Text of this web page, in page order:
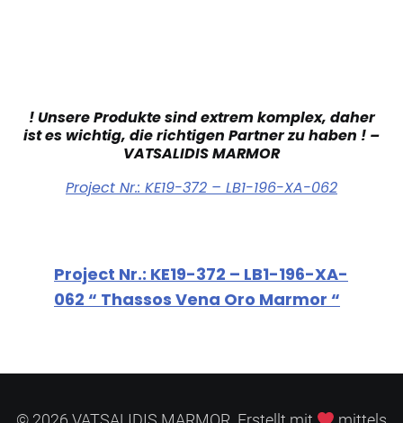
! Unsere Produkte sind extrem komplex, daher
ist es wichtig, die richtigen Partner zu haben ! –
VATSALIDIS MARMOR
Project Nr.: KE19-372 – LB1-196-XA-062
Project Nr.: KE19-372 – LB1-196-XA-
062 “ Thassos Vena Oro Marmor “